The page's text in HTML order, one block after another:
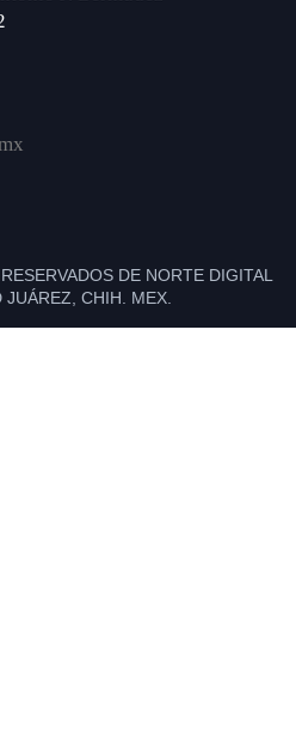
DE NORTE DIGITAL
CHIH. MEX.